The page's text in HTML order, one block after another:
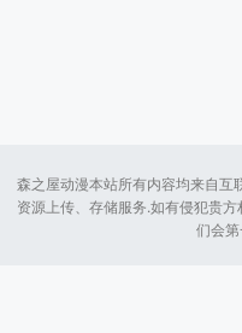
森之屋动漫本站所有内容均来自互
资源上传、存储服务.如有侵犯贵
们会